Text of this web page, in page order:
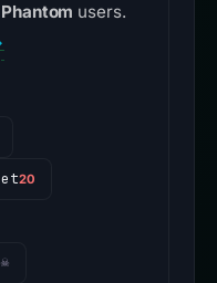
Phantom users.
20
☠